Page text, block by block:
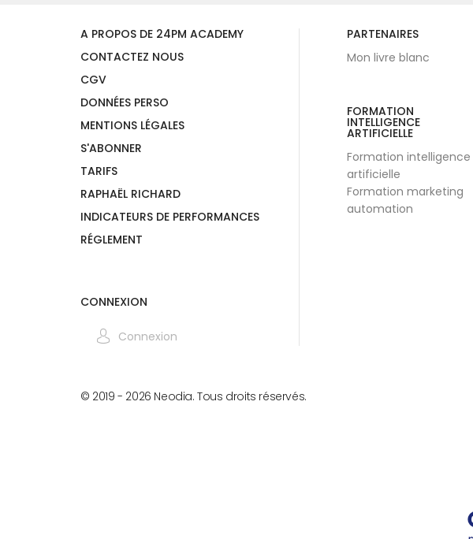
A PROPOS DE 24PM ACADEMY
CONTACTEZ NOUS
CGV
DONNÉES PERSO
MENTIONS LÉGALES
S'ABONNER
TARIFS
RAPHAËL RICHARD
INDICATEURS DE PERFORMANCES
RÉGLEMENT
CONNEXION
Connexion
PARTENAIRES
Mon livre blanc
FORMATION
INTELLIGENCE
ARTIFICIELLE
Formation intelligence
artificielle
Formation marketing
automation
© 2019 - 2026 Neodia. Tous droits réservés.